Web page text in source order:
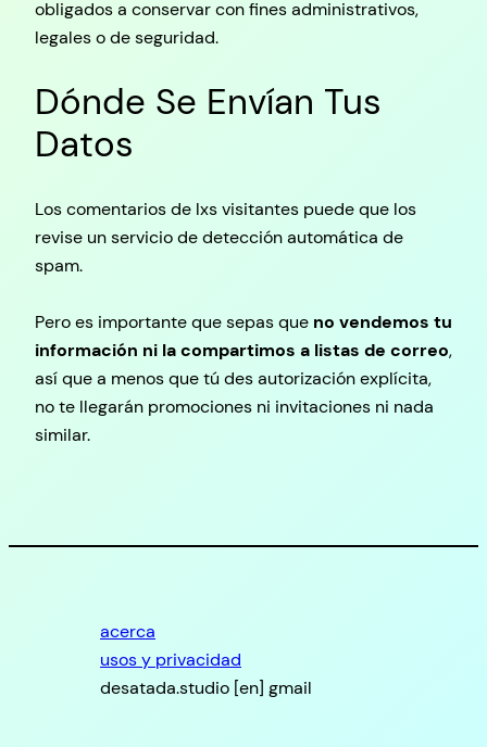
obligados a conservar con fines administrativos,
legales o de seguridad.
Dónde Se Envían Tus
Datos
Los comentarios de lxs visitantes puede que los
revise un servicio de detección automática de
spam.
Pero es importante que sepas que no vendemos tu
información ni la compartimos a listas de correo,
así que a menos que tú des autorización explícita,
no te llegarán promociones ni invitaciones ni nada
similar.
acerca
usos y privacidad
desatada.studio [en] gmail